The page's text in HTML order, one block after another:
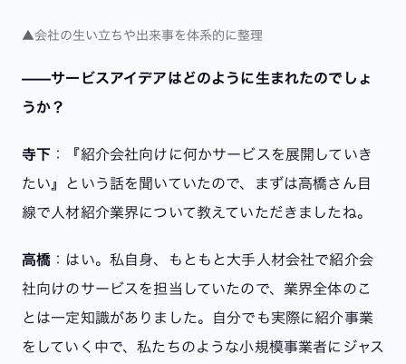
▲会社の生い立ちや出来事を体系的に整理
——サービスアイデアはどのように生まれたのでしょ
うか？
寺下 ：『紹介会社向けに何かサービスを展開していき
たい』という話を聞いていたので、まずは高橋さん目
線で人材紹介業界について教えていただきましたね。
高橋 ：はい。私自身、もともと大手人材会社で紹介会
社向けのサービスを担当していたので、業界全体のこ
とは一定知識がありました。自分でも実際に紹介事業
をしていく中で、私たちのような小規模事業者にジャス